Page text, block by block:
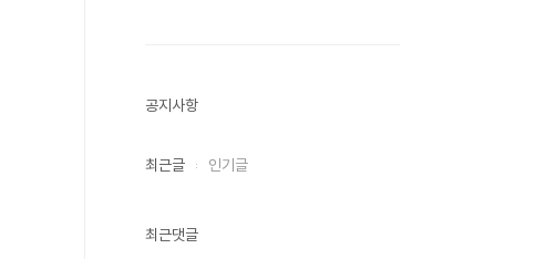
공지사항
최근글 인기글
최근댓글